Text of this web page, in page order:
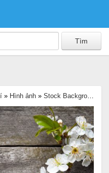
» Hình ảnh » Stock Background